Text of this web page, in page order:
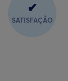
✔
SATISFAÇÃO